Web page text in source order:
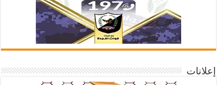
إعلانات